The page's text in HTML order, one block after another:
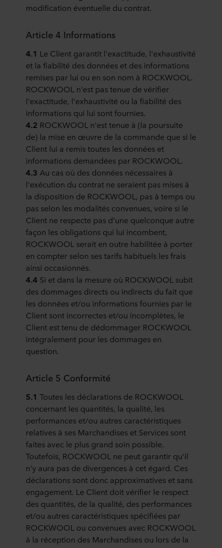
modification éventuelle du contrat.
Article 4 Informations
4.1 Le Client garantit l'exactitude, l'exhaustivité
et la fiabilité des données et des informations
remises par lui ou en son nom à ROCKWOOL.
ROCKWOOL n'est pas tenue de vérifier
l'exactitude, l'exhaustivité ou la fiabilité des
informations qui lui sont fournies.
4.2 ROCKWOOL n'est tenue à (la poursuite
de) la mise en œuvre de la commande que si le
Client lui a remis toutes les données et
informations demandées par ROCKWOOL.
4.3 Au cas où des données nécessaires à
l'exécution du contrat ne seraient pas mises à
la disposition de ROCKWOOL, pas à temps ou
pas selon les modalités convenues, voire si le
Client ne respecte pas d'une quelconque autre
façon les obligations qui lui incombent,
ROCKWOOL serait en outre habilitée à porter
en compter selon ses tarifs habituels les frais
ainsi occasionnés.
4.4 Si et dans la mesure où ROCKWOOL subit
des dommages directs ou indirects du fait que
les données et/ou informations fournies par le
Client sont incorrectes et/ou incomplètes, le
Client est tenu de dédommager ROCKWOOL
intégralement pour les dommages en
question.
Article 5 Conformité
5.1 Toutes les déclarations de ROCKWOOL
concernant les quantités, la qualité, les
performances et/ou autres caractéristiques
relatives à ses Marchandises et Services sont
faites avec le plus grand soin possible.
Toutefois, ROCKWOOL ne peut garantir qu'il
n'y aura pas de divergences à cet égard. Ces
déclarations sont donc approximatives et sans
engagement. Le Client doit vérifier le respect
des quantités, de la qualité, des performances
et/ou autres caractéristiques spécifiées par
ROCKWOOL ou convenues avec ROCKWOOL
à la réception des Marchandises ou lors de la